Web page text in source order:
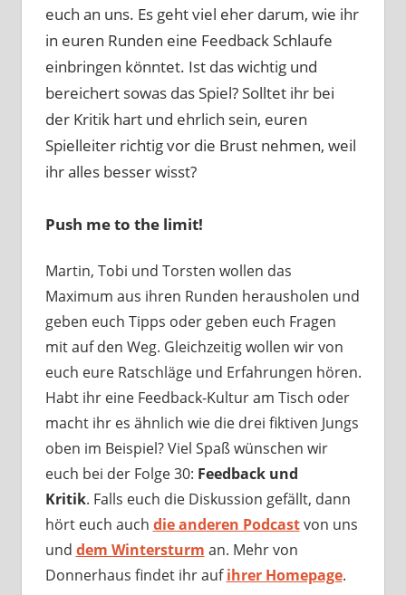
euch an uns. Es geht viel eher darum, wie ihr
in euren Runden eine Feedback Schlaufe
einbringen könntet. Ist das wichtig und
bereichert sowas das Spiel? Solltet ihr bei
der Kritik hart und ehrlich sein, euren
Spielleiter richtig vor die Brust nehmen, weil
ihr alles besser wisst?
Push me to the limit!
Martin, Tobi und Torsten wollen das
Maximum aus ihren Runden herausholen und
geben euch Tipps oder geben euch Fragen
mit auf den Weg. Gleichzeitig wollen wir von
euch eure Ratschläge und Erfahrungen hören.
Habt ihr eine Feedback-Kultur am Tisch oder
macht ihr es ähnlich wie die drei fiktiven Jungs
oben im Beispiel? Viel Spaß wünschen wir
euch bei der Folge 30: Feedback und
Kritik. Falls euch die Diskussion gefällt, dann
hört euch auch die anderen Podcastvon uns
und dem Wintersturm an. Mehr von
Donnerhaus findet ihr aufihrer Homepage.